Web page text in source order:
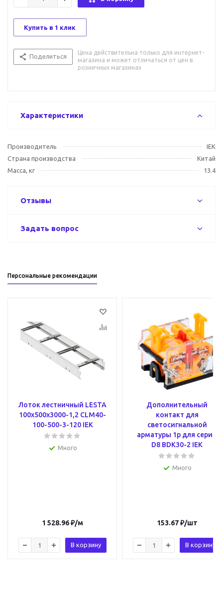
Купить в 1 клик
Поделиться
Цена действительна только для интернет-
магазина и может отличаться от цен в
розничных магазинах
Характеристики
Производитель
IEK
Страна производства
Китай
Масса, кг
13.4
Отзывы
Задать вопрос
Персональные рекомендации
Лоток лестничный LESTA
100х500х3000-1,2 CLM40-
100-500-3-120 IEK
Много
1 528.96₽/м
В корзину
Дополнительный
контакт для
светосигнальной
арматуры 1р для серии
D8 BDK30-2 IEK
Много
153.67₽/шт
В корзину